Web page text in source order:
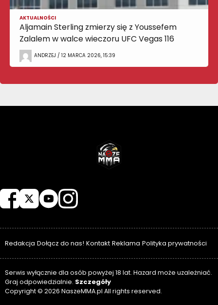
AKTUALNOŚCI
Aljamain Sterling zmierzy się z Youssefem
Zalalem w walce wieczoru UFC Vegas 116
ANDRZEJ / 12 MARCA 2026, 15:39
Redakcja Dołącz do nas! Kontakt Reklama Polityka prywatności
Serwis wyłącznie dla osób powyżej 18 lat. Hazard może uzależniać.
Graj odpowiedzialnie. Szczegóły
Copyright © 2026 NaszeMMA.pl All rights reserved.